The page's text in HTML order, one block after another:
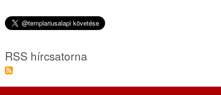
RSS hírcsatorna